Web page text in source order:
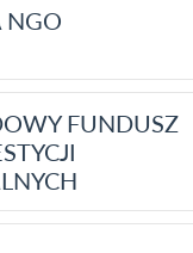
NGO
FUNDUSZ